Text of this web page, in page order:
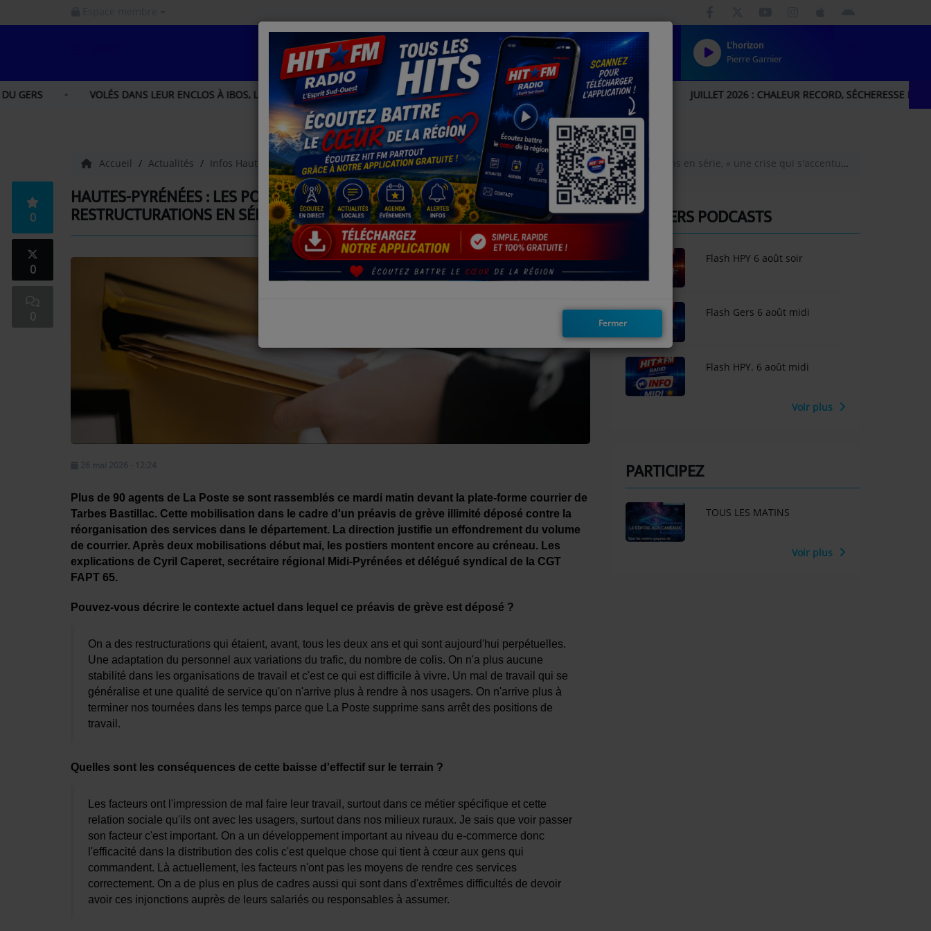
L'horizon
Pierre Garnier
VOLÉS DANS LEUR ENCLOS À IBOS, LOU ET LIA, DEUX PERROQUETS ENFIN RÉUNIS APRÈS DES SEMAINES DE RECHERCHE JUILLET 2026 : CHALEUR RECORD, SÉCHERESSE HISTORIQUE…
ACCUEIL
INFOS NORD GASCOGNE
INFOS HAUTES - PYRÉNÉES
LA RADIO
PODCAST
EQUIPE
TITRES DIFFUSÉS
FRÉQUENCES
EVÈNEMENTS
JEUX CONCOURS
CONTACTEZ-NOUS
Accueil Actualités Infos Hautes-Pyrénées Hautes-Pyrénées : les postiers en grève illimitée face à des restructurations en série, « une crise qui s'accentue »
HAUTES-PYRÉNÉES : LES POSTIERS EN GRÈVE ILLIMITÉE FACE À DES
RESTRUCTURATIONS EN SÉRIE, « UNE CRISE QUI S'ACCENTUE »
0
0
0
Plus de 90 agents de La Poste se sont rassemblés ce mardi matin devant la plate-forme courrier de
Tarbes Bastillac. Cette mobilisation dans le cadre d'un préavis de grève illimité déposé contre la
réorganisation des services dans le département. La direction justifie un effondrement du volume
de courrier. Après deux mobilisations début mai, les postiers montent encore au créneau. Les
explications de Cyril Caperet, secrétaire régional Midi-Pyrénées et délégué syndical de la CGT
FAPT 65.
Pouvez-vous décrire le contexte actuel dans lequel ce préavis de grève est déposé ?
On a des restructurations qui étaient, avant, tous les deux ans et qui sont aujourd'hui perpétuelles.
Une adaptation du personnel aux variations du trafic, du nombre de colis. On n'a plus aucune
stabilité dans les organisations de travail et c'est ce qui est difficile à vivre. Un mal de travail qui se
généralise et une qualité de service qu'on n'arrive plus à rendre à nos usagers. On n'arrive plus à
terminer nos tournées dans les temps parce que La Poste supprime sans arrêt des positions de
travail.
Quelles sont les conséquences de cette baisse d'effectif sur le terrain ?
Les facteurs ont l'impression de mal faire leur travail, surtout dans ce métier spécifique et cette
relation sociale qu'ils ont avec les usagers, surtout dans nos milieux ruraux. Je sais que voir passer
son facteur c'est important. On a un développement important au niveau du e-commerce donc
l'efficacité dans la distribution des colis c'est quelque chose qui tient à cœur aux gens qui
commandent. Là actuellement, les facteurs n'ont pas les moyens de rendre ces services
correctement. On a de plus en plus de cadres aussi qui sont dans d'extrêmes difficultés de devoir
avoir ces injonctions auprès de leurs salariés ou responsables à assumer.
DERNIERS PODCASTS
Flash HPY 6 août soir
Flash Gers 6 août midi
Flash HPY. 6 août midi
Voir plus
PARTICIPEZ
TOUS LES MATINS
Voir plus
Fermer